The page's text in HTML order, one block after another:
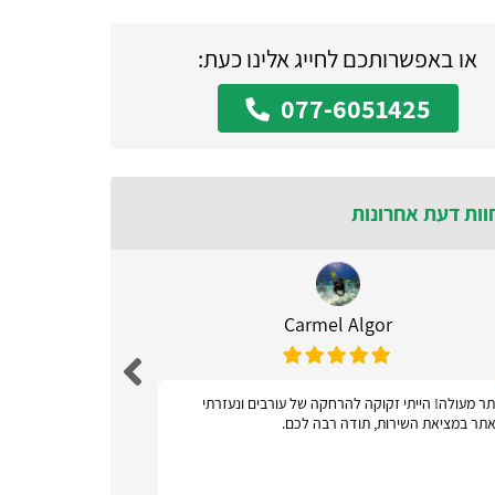
או באפשרותכם לחייג אלינו כעת:
077-6051425
דעת אחרונות
Carmel Algor
מעולה! הייתי זקוקה להרחקה של עורבים ונעזרתי
במציאת השירות, תודה רבה לכם.